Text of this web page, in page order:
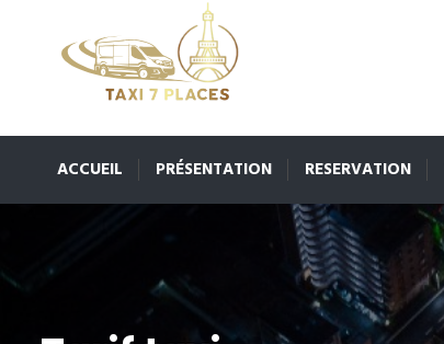
ACCUEIL PRÉSENTATION RESERVATION